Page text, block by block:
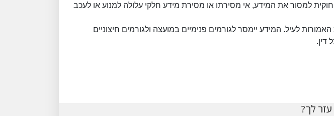
למסור את המידע, אי מסירתו או מסירת מידע חלקי עלולה למנוע או לעכב
לעיל. המידע יימסר לגורמים פנימיים במועצה ולגורמים חיצוניים
דין.
לך?